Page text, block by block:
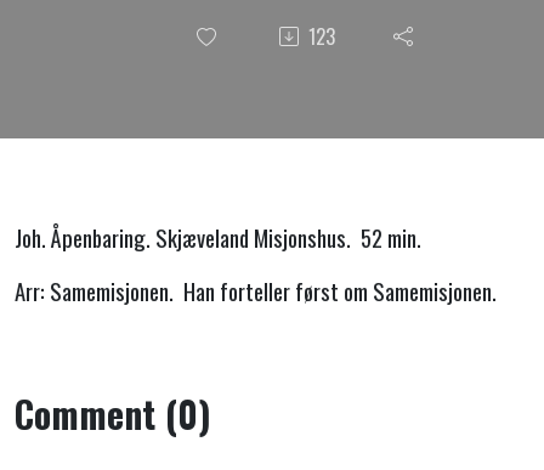
gjenkomst."
13.12.2020
123
Joh. Åpenbaring. Skjæveland Misjonshus. 52 min.
Arr: Samemisjonen. Han forteller først om Samemisjonen.
Comment (0)